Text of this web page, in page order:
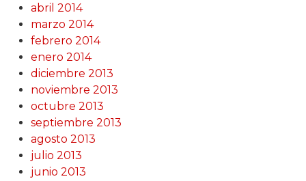
abril 2014
marzo 2014
febrero 2014
enero 2014
diciembre 2013
noviembre 2013
octubre 2013
septiembre 2013
agosto 2013
julio 2013
junio 2013